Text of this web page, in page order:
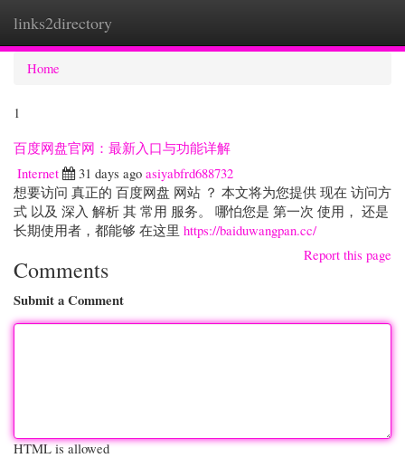
links2directory
Home
1
百度网盘官网：最新入口与功能详解
Internet
31 days ago asiyabfrd688732
想要访问 真正的 百度网盘 网站 ？ 本文将为您提供 现在 访问方
式 以及 深入 解析 其 常用 服务。 哪怕您是 第一次 使用， 还是
长期使用者，都能够 在这里 https://baiduwangpan.cc/
Report this page
Comments
Submit a Comment
HTML is allowed